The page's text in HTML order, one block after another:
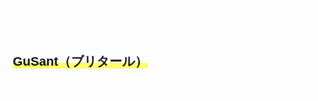
GuSant（ブリタール）